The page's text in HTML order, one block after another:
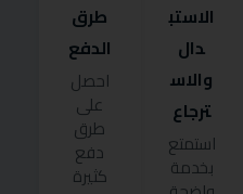
الاستب
دال
والاس
ترجاع
استمتع
بخدمة
طرق
الدفع
احصل
على
طرق
دفع
كثيرة